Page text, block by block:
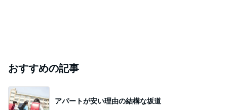
おすすめの記事
アパートが安い理由の結構な坂道